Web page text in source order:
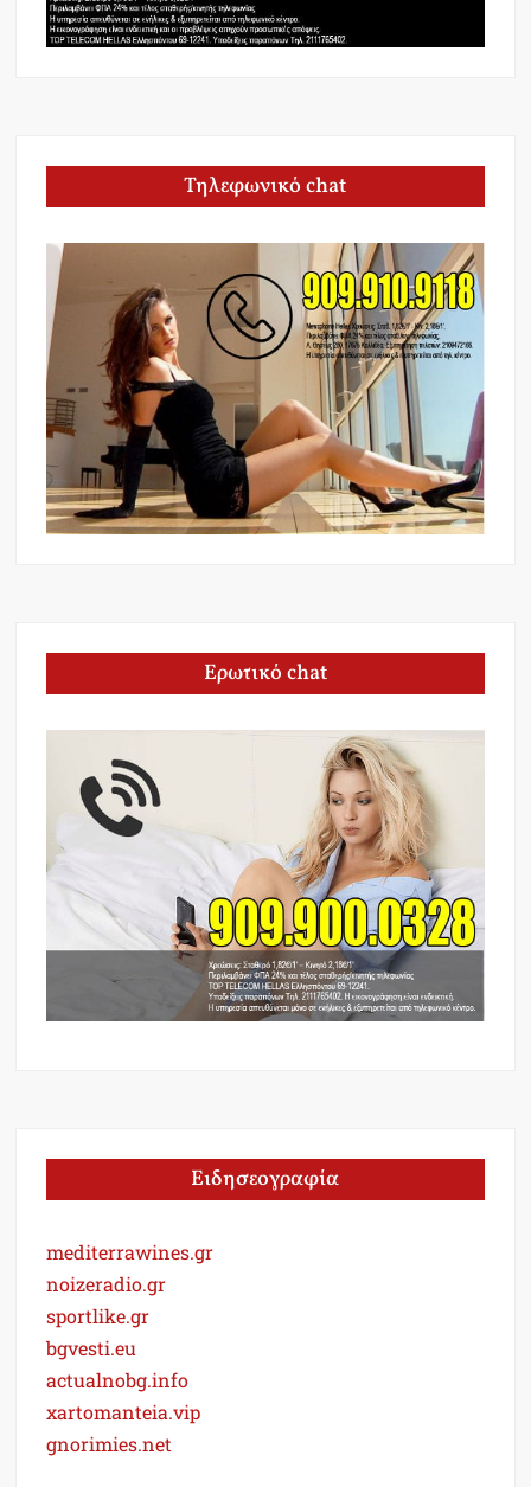
Τηλεφωνικό chat
Ερωτικό chat
Ειδησεογραφία
mediterrawines.gr
noizeradio.gr
sportlike.gr
bgvesti.eu
actualnobg.info
xartomanteia.vip
gnorimies.net